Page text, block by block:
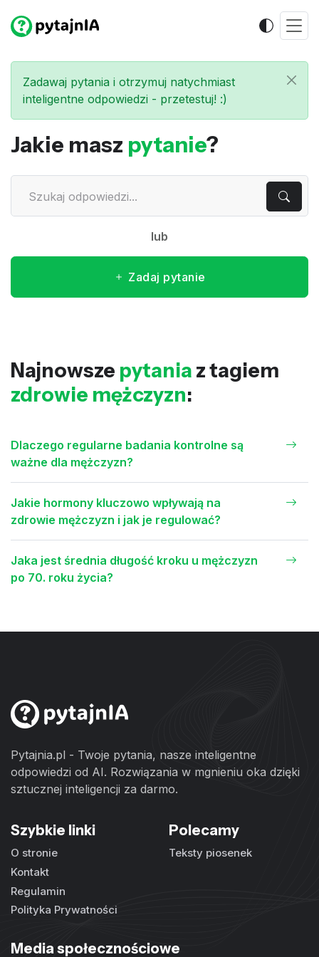
Zadawaj pytania i otrzymuj natychmiast
inteligentne odpowiedzi - przetestuj! :)
Jakie masz pytanie?
lub
Zadaj pytanie
Najnowsze pytania z tagiem
zdrowie mężczyzn:
Dlaczego regularne badania kontrolne są
ważne dla mężczyzn?
Jakie hormony kluczowo wpływają na
zdrowie mężczyzn i jak je regulować?
Jaka jest średnia długość kroku u mężczyzn
po 70. roku życia?
Pytajnia.pl - Twoje pytania, nasze inteligentne
odpowiedzi od AI. Rozwiązania w mgnieniu oka dzięki
sztucznej inteligencji za darmo.
Szybkie linki
O stronie
Kontakt
Regulamin
Polityka Prywatności
Polecamy
Teksty piosenek
Media społecznościowe